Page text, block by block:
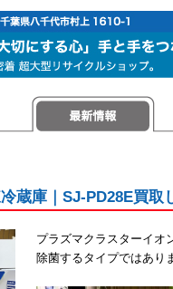
蔵庫｜SJ-PD28E買取
プラズマクラスターイオ
除菌するタイプではあり